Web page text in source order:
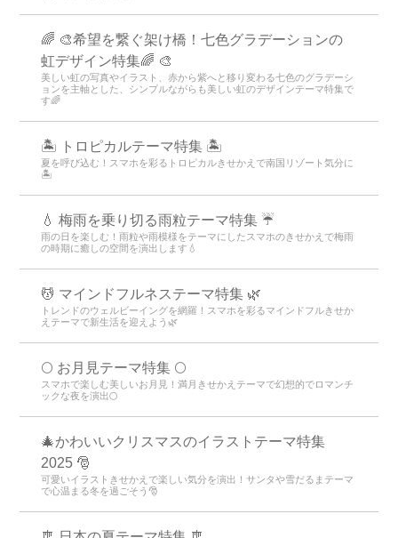
🌈 🎨希望を繋ぐ架け橋！七色グラデーションの
虹デザイン特集🌈 🎨
美しい虹の写真やイラスト、赤から紫へと移り変わる七色のグラデーシ
ョンを主軸とした、シンプルながらも美しい虹のデザインテーマ特集で
す🌈
🏝️ トロピカルテーマ特集 🏝️
夏を呼び込む！スマホを彩るトロピカルきせかえで南国リゾート気分に
🏝️
💧 梅雨を乗り切る雨粒テーマ特集 ☔
雨の日を楽しむ！雨粒や雨模様をテーマにしたスマホのきせかえで梅雨
の時期に癒しの空間を演出します💧
💆 マインドフルネステーマ特集 🌿
トレンドのウェルビーイングを網羅！スマホを彩るマインドフルきせか
えテーマで新生活を迎えよう🌿
🌕 お月見テーマ特集 🌕
スマホで楽しむ美しいお月見！満月きせかえテーマで幻想的でロマンチ
ックな夜を演出🌕
🎄かわいいクリスマスのイラストテーマ特集
2025 🎅
可愛いイラストきせかえで楽しい気分を演出！サンタや雪だるまテーマ
で心温まる冬を過ごそう🎅